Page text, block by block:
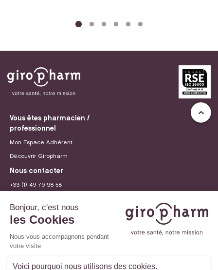
Vous êtes pharmacien /
professionnel
Mon Espace Adhérent
Découvrir Giropharm
Nous contacter
+33 (1) 49 79 98 58
Recrutement